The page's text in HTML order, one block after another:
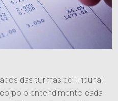
das turmas do Tribunal
o entendimento cada